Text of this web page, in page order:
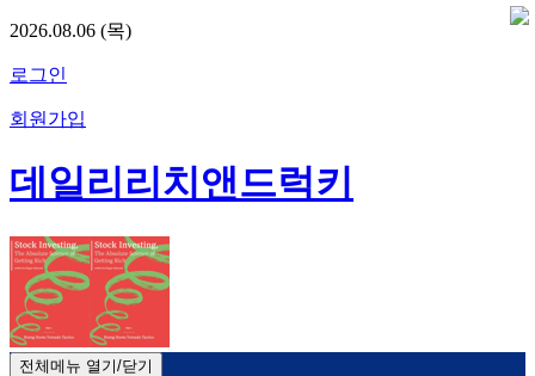
2026.08.06 (목)
로그인
회원가입
데일리리치앤드럭키
전체메뉴 열기/닫기